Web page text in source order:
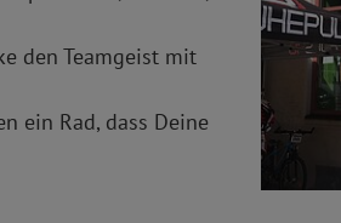
den Teamgeist mit
ein Rad, dass Deine